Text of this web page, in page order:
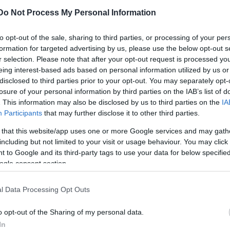
Not Process My Personal Information
opt-out of the sale, sharing to third parties, or processing of your
for targeted advertising by us, please use the below opt-out
selection. Please note that after your opt-out request is processed
interest-based ads based on personal information utilized by us
to third parties prior to your opt-out. You may separately
of your personal information by third parties on the IAB’s list of
This information may also be disclosed by us to third parties on the
Participants that may further disclose it to other third parties.
that this website/app uses one or more Google services and may
but not limited to your visit or usage behaviour. You may
to Google and its third-party tags to use your data for below
consent section.
Data Processing Opt Outs
opt-out of the Sharing of my personal data.
Fotó: MTI
a "kártyás jelenetről" is kérdezte a rendezőt.
áldozatául, amit egy kártyajáték formájában
Európai újságok címlapjai, illetve az Európai
ésDaniel Cohn-Benditportréi láthatók.Andor
nyilatkozott, nem szereti az aktuálpolitizálást a
A rendező így reagált:"Én úgy gondolom, hogy
egyesüléssel, de úgy gondolom, hogy akik a
forgatják. Aalapértékeket adtunk fel, amelyek
nincs értelme az Európai Uniónak. És hát ezt a
jelenetben. Egyébként úgy gondolom,
játék, egy gesztus a részemről, és ez nem azt
-
Magyarországot jelképezi.
mennyire elégedett a színház teljesítményével,